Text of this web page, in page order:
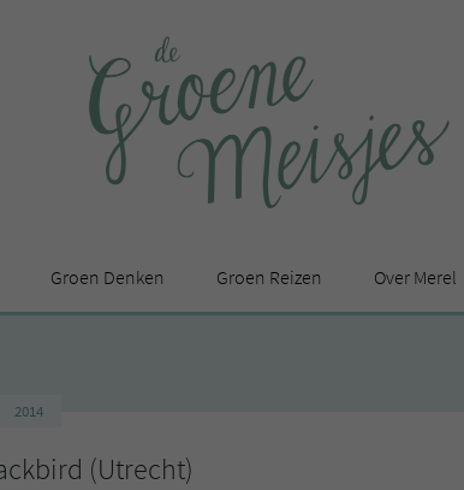
Groen Denken Groen Reizen Over Merel
2014
(Utrecht)